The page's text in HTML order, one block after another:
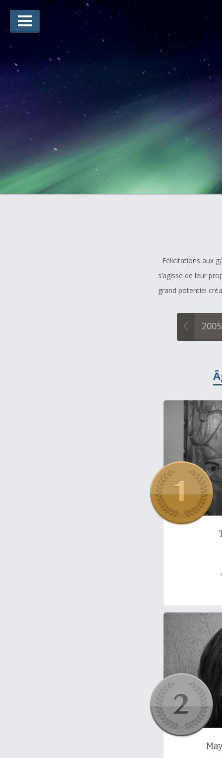
Lauréats d’arts
Lauréats de récits
Règles
Soumettez votre candidature
Jury
Félicitations aux
s’agisse de leur
grand potentiel
2005